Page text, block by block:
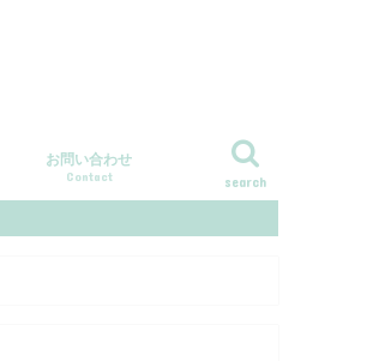
search
お問い合わせ
Contact